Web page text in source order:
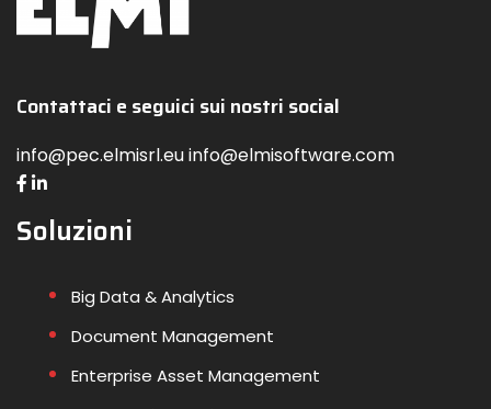
Contattaci e seguici sui nostri social
info@pec.elmisrl.eu info@elmisoftware.com
Soluzioni
Big Data & Analytics
Document Management
Enterprise Asset Management